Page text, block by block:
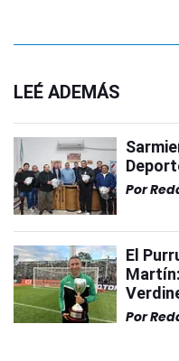
LEÉ ADEMÁS
Por
El
Por